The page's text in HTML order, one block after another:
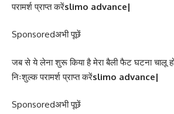
परामर्श प्राप्त करेंslimo advance|
Sponsoredअभी पूछें
जब से ये लेना शुरू किया है मेरा बैली फैट घटना चालू
निःशुल्क परामर्श प्राप्त करेंslimo advance|
Sponsoredअभी पूछें